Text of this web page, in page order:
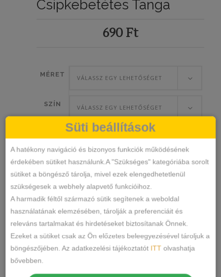
Csipkebetétes Tanga
690 Ft
MÉRET VÁLASSZ EGY LEHETŐSÉGET
SZÍN VÁLASSZ EGY LEHETŐSÉGET
Ouno
Pamut
Csipkebetétes
Tanga
mennyiség
KOSÁRBA TESZEM
SKU 6244
KATEGÓRIÁK Alsónemű,Tanga
CÍMKÉK
Márka:Ouno
MEGOSZTÁS
Süti beállítások
A hatékony navigáció és bizonyos funkciók működésének
érdekében sütiket használunk.A "Szükséges" kategóriába sorolt
sütiket a böngésző tárolja, mivel ezek elengedhetetlenül
szükségesek a webhely alapvető funkcióihoz.
A harmadik féltől származó sütik segítenek a weboldal
használatának elemzésében, tárolják a preferenciáit és
releváns tartalmakat és hirdetéseket biztosítanak Önnek.
Ezeket a sütiket csak az Ön előzetes beleegyezésével tároljuk a
böngészőjében. Az adatkezelési tájékoztatót ITT olvashatja
bővebben.